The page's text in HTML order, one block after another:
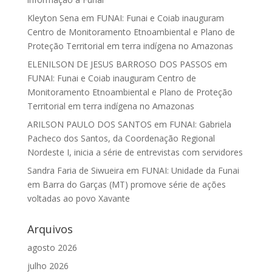
Kleyton Sena em FUNAI: Funai e Coiab inauguram
Centro de Monitoramento Etnoambiental e Plano de
Proteção Territorial em terra indígena no Amazonas
ELENILSON DE JESUS BARROSO DOS PASSOS em
FUNAI: Funai e Coiab inauguram Centro de
Monitoramento Etnoambiental e Plano de Proteção
Territorial em terra indígena no Amazonas
ARILSON PAULO DOS SANTOS em FUNAI: Gabriela
Pacheco dos Santos, da Coordenação Regional
Nordeste I, inicia a série de entrevistas com servidores
Sandra Faria de Siwueira em FUNAI: Unidade da Funai
em Barra do Garças (MT) promove série de ações
voltadas ao povo Xavante
Arquivos
agosto 2026
julho 2026